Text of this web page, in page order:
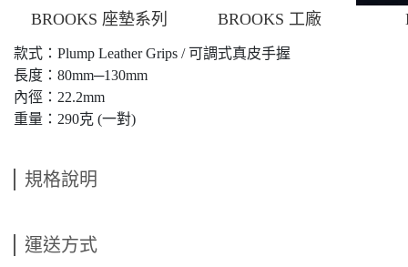
BROOKS 座墊系列 BROOKS 工廠
款式：Plump Leather Grips / 可調式真皮手握
長度：80mm─130mm
內徑：22.2mm
重量：290克 (一對)
規格說明
運送方式